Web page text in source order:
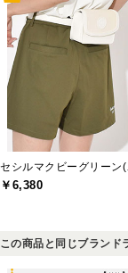
￥6,380
この商品と同じブランド